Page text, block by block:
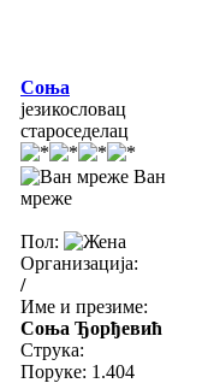
Соња
језикословац
староседелац
Ван
мреже
Пол:
Организација:
/
Име и презиме:
Соња Ђорђевић
Струка:
Поруке: 1.404